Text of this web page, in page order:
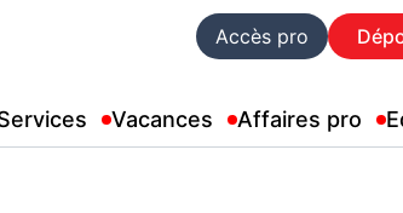
Accès pro
Vacances Affaires pro